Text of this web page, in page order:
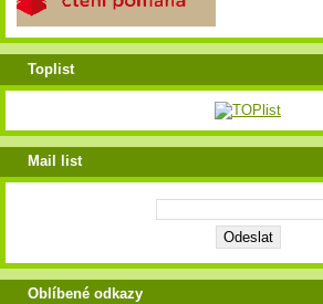
Toplist
Mail list
Oblíbené odkazy